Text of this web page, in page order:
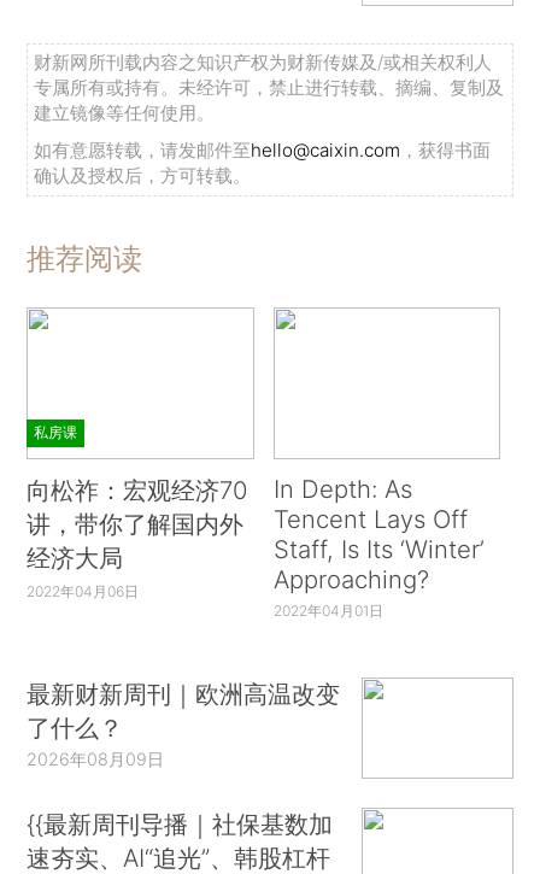
财新网所刊载内容之知识产权为财新传媒及/或相关权利人
专属所有或持有。未经许可，禁止进行转载、摘编、复制及
建立镜像等任何使用。
如有意愿转载，请发邮件至hello@caixin.com ，获得书面
确认及授权后，方可转载。
推荐阅读
私房课
向松祚：宏观经济70
讲，带你了解国内外
经济大局
2022年04月06日
In Depth: As
Tencent Lays Off
Staff, Is Its ‘Winter’
Approaching?
2022年04月01日
最新财新周刊｜欧洲高温改变
了什么？
2026年08月09日
{{最新周刊导播｜社保基数加
速夯实、AI“追光”、韩股杠杆